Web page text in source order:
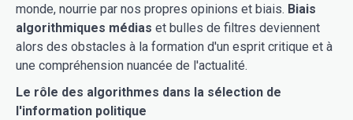
monde, nourrie par nos propres opinions et biais. Biais
algorithmiques médias et bulles de filtres deviennent
alors des obstacles à la formation d'un esprit critique et à
une compréhension nuancée de l'actualité.
Le rôle des algorithmes dans la sélection de
l'information politique